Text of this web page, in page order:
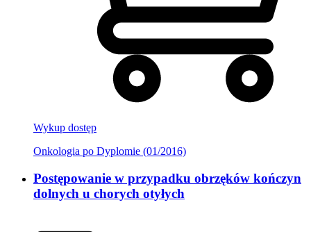
Wykup dostęp
Onkologia po Dyplomie (01/2016)
Postępowanie w przypadku obrzęków kończyn
dolnych u chorych otyłych